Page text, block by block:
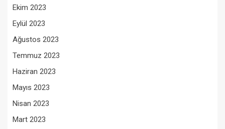
Ekim 2023
Eylül 2023
Ağustos 2023
Temmuz 2023
Haziran 2023
Mayıs 2023
Nisan 2023
Mart 2023